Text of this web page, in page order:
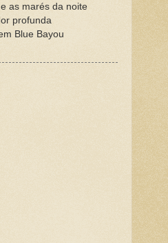
as marés da noite
profunda
Blue Bayou